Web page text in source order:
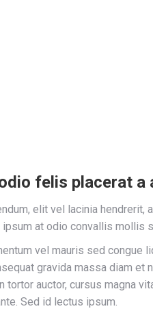
felis placerat a
elit vel lacinia hendrerit,
ipsum at odio convallis mollis
vel mauris sed congue
gravida massa diam et
tortor auctor, cursus magna
Sed id lectus ipsum.